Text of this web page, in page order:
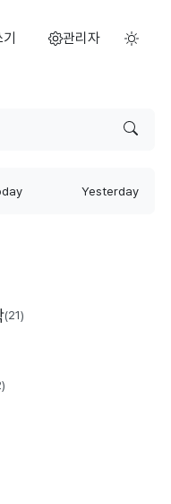
관리자
Yesterday
(21)